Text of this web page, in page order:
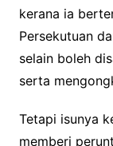
kerana ia
Persekutuan
selain boleh
serta
Tetapi isunya
memberi